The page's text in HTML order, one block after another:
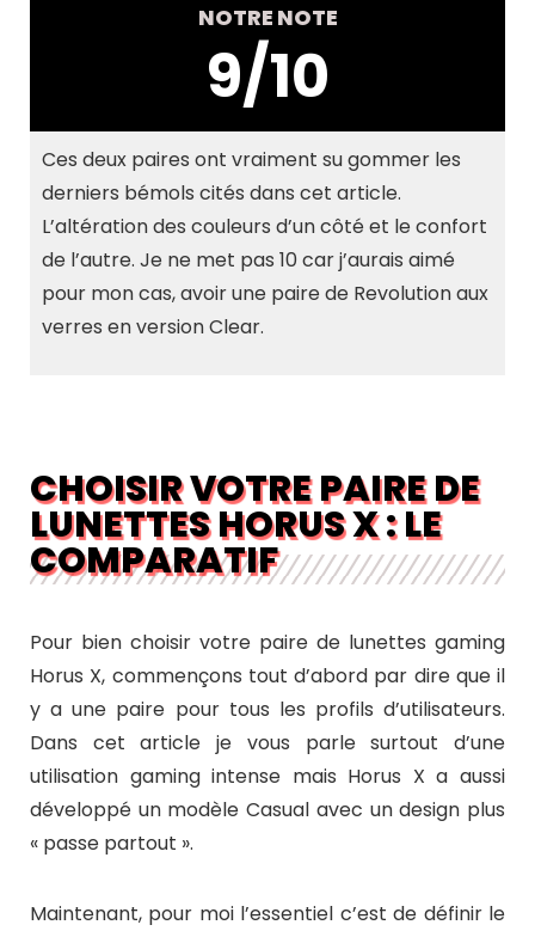
NOTRE NOTE
9/10
Ces deux paires ont vraiment su gommer les
derniers bémols cités dans cet article.
L’altération des couleurs d’un côté et le confort
de l’autre. Je ne met pas 10 car j’aurais aimé
pour mon cas, avoir une paire de Revolution aux
verres en version Clear.
CHOISIR VOTRE PAIRE DE
LUNETTES HORUS X : LE
COMPARATIF
Pour bien choisir votre paire de lunettes gaming
Horus X, commençons tout d’abord par dire que il
y a une paire pour tous les profils d’utilisateurs.
Dans cet article je vous parle surtout d’une
utilisation gaming intense mais Horus X a aussi
développé un modèle Casual avec un design plus
« passe partout ».
Maintenant, pour moi l’essentiel c’est de définir le